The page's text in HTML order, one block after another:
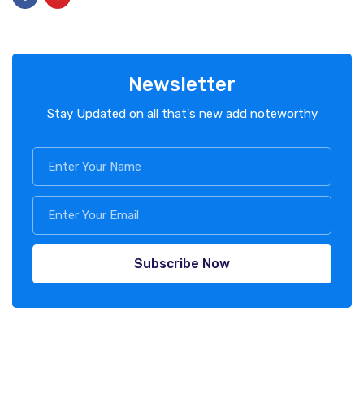
Newsletter
Stay Updated on all that's new add noteworthy
Subscribe Now